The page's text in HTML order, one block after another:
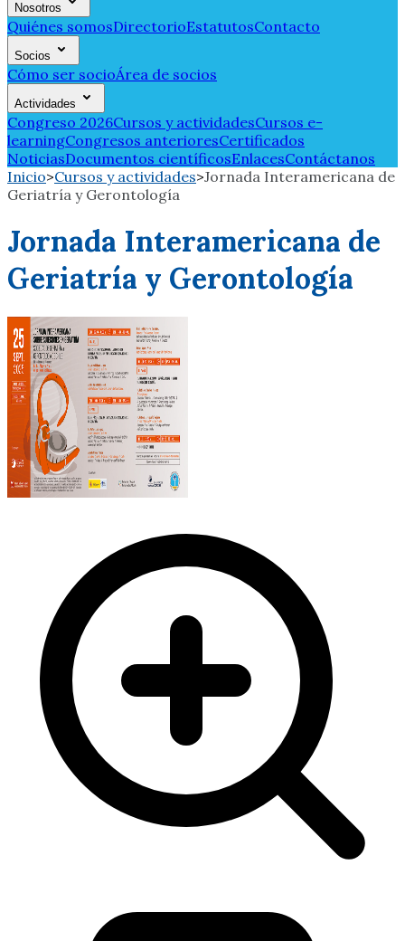
Nosotros
Quiénes somosDirectorioEstatutosContacto
Socios
Cómo ser socioÁrea de socios
Actividades
Congreso 2026Cursos y actividadesCursos e-
learningCongresos anterioresCertificados
NoticiasDocumentos científicosEnlacesContáctanos
Inicio>Cursos y actividades>Jornada Interamericana de
Geriatría y Gerontología
Jornada Interamericana de
Geriatría y Gerontología